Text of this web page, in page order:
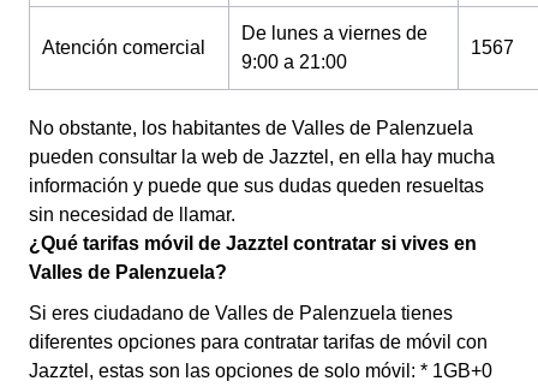
Atención comercial
De lunes a viernes de
9:00 a 21:00
1567
No obstante, los habitantes de Valles de Palenzuela
pueden consultar la web de Jazztel, en ella hay mucha
información y puede que sus dudas queden resueltas
sin necesidad de llamar.
¿Qué tarifas móvil de Jazztel contratar si vives en
Valles de Palenzuela?
Si eres ciudadano de Valles de Palenzuela tienes
diferentes opciones para contratar tarifas de móvil con
Jazztel, estas son las opciones de solo móvil: * 1GB+0